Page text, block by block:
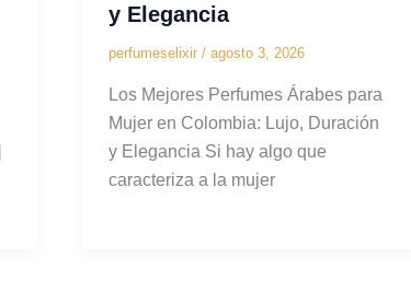
y Elegancia
perfumeselixir / agosto 3, 2026
Los Mejores Perfumes Árabes para
Mujer en Colombia: Lujo, Duración
y Elegancia Si hay algo que
caracteriza a la mujer